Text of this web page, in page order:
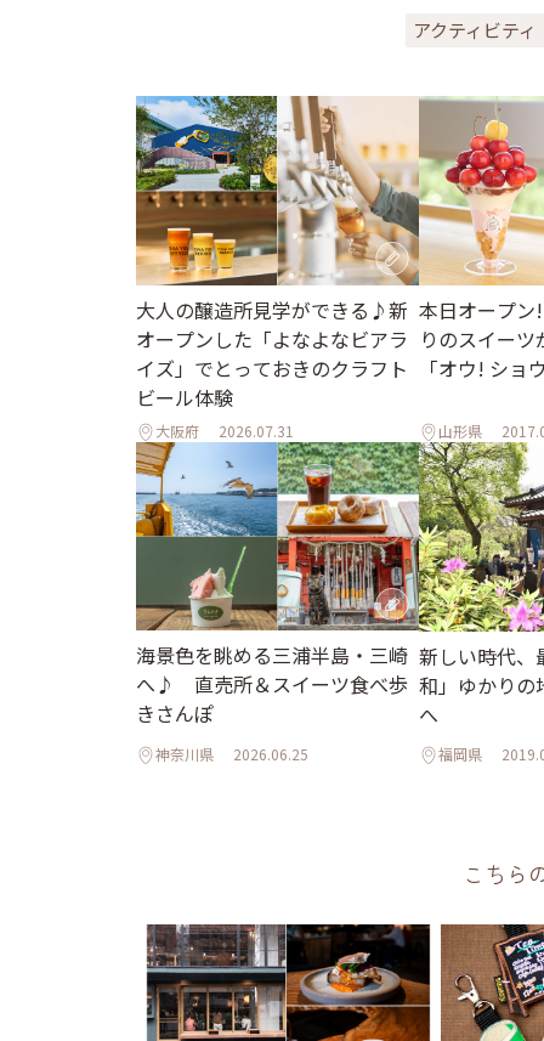
アクティビティ
大人の醸造所見学ができる♪新
オープンした「よなよなビアラ
イズ」でとっておきのクラフト
ビール体験
大阪府 2026.07.31
本日オープ
りのスイー
「オウ! ショ
山形県
海景色を眺める三浦半島・三崎
へ♪ 直売所＆スイーツ食べ歩
きさんぽ
神奈川県 2026.06.25
新しい時代、
和」ゆかりの
へ
福岡県
こちら